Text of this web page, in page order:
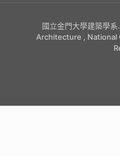
國立金門大學建築學
Architecture , National